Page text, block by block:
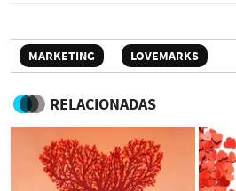
MARKETING LOVEMARKS
RELACIONADAS